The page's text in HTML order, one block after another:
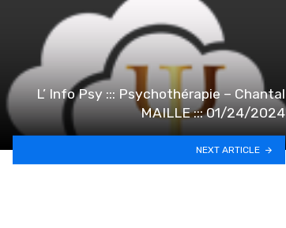
L’ Info Psy ::: Psychothérapie – Chantal
MAILLE ::: 01/24/2024
NEXT ARTICLE